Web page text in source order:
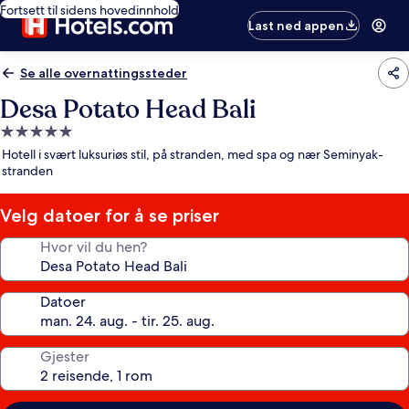
Fortsett til sidens hovedinnhold
Last ned appen
Se alle overnattingssteder
Desa Potato Head Bali
Overnattingssted
med
5.0
stjerner
Hotell i svært luksuriøs stil, på stranden, med spa og nær Seminyak-
stranden
Velg datoer for å se priser
Hvor vil du hen?
Datoer
Gjester